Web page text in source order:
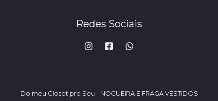
Redes Sociais
Do meu Closet pro Seu - NOGUEIRA E FRAGA VESTIDOS